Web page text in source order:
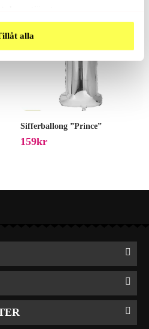
alla
Sifferballong ”Prince”
159Kr